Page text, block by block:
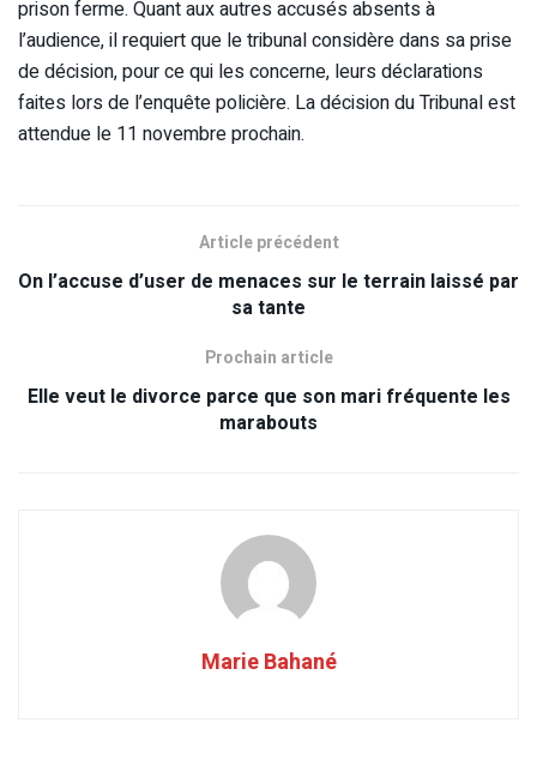
prison ferme. Quant aux autres accusés absents à
l’audience, il requiert que le tribunal considère dans sa prise
de décision, pour ce qui les concerne, leurs déclarations
faites lors de l’enquête policière. La décision du Tribunal est
attendue le 11 novembre prochain.
Article précédent
On l’accuse d’user de menaces sur le terrain laissé par
sa tante
Prochain article
Elle veut le divorce parce que son mari fréquente les
marabouts
Marie Bahané